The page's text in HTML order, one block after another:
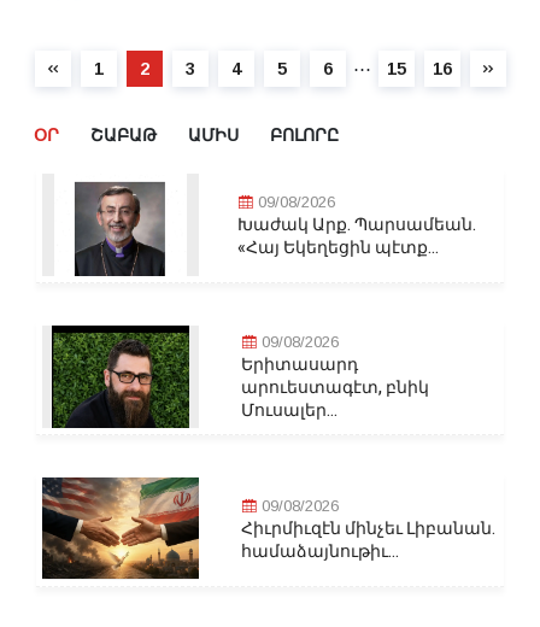
1 2 3 4 5 6 ⋯ 15 16
ՕՐ ՇԱԲԱԹ ԱՄԻՍ ԲՈԼՈՐԸ
09/08/2026
Խաժակ Արք. Պարսամեան.
«Հայ Եկեղեցին պէտք...
09/08/2026
Երիտասարդ
արուեստագէտ, բնիկ
Մուսալեր...
09/08/2026
Հիւրմիւզէն մինչեւ Լիբանան.
համաձայնութիւ...